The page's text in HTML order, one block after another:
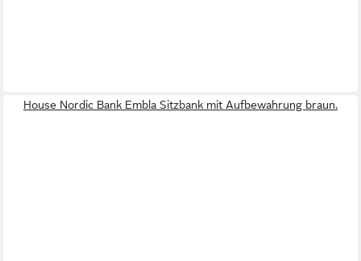
House Nordic Bank Embla Sitzbank mit Aufbewahrung braun.